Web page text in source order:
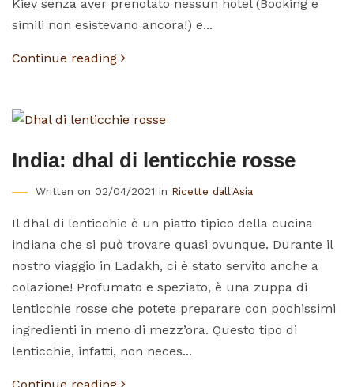
Kiev senza aver prenotato nessun hotel (Booking e
simili non esistevano ancora!) e...
Continue reading
India: dhal di lenticchie rosse
Written on 02/04/2021 in Ricette dall'Asia
Il dhal di lenticchie è un piatto tipico della cucina
indiana che si può trovare quasi ovunque. Durante il
nostro viaggio in Ladakh, ci è stato servito anche a
colazione! Profumato e speziato, è una zuppa di
lenticchie rosse che potete preparare con pochissimi
ingredienti in meno di mezz’ora. Questo tipo di
lenticchie, infatti, non neces...